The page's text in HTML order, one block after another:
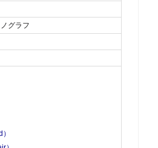
グラフ